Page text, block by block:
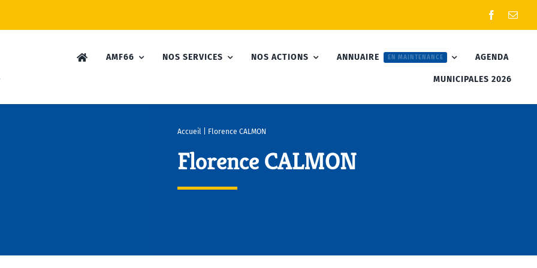
AMF66 NOS SERVICES NOS ACTIONS ANNUAIRE EN MAINTENANCE AGENDA
MUNICIPALES 2026
Accueil| Florence CALMON
Florence CALMON